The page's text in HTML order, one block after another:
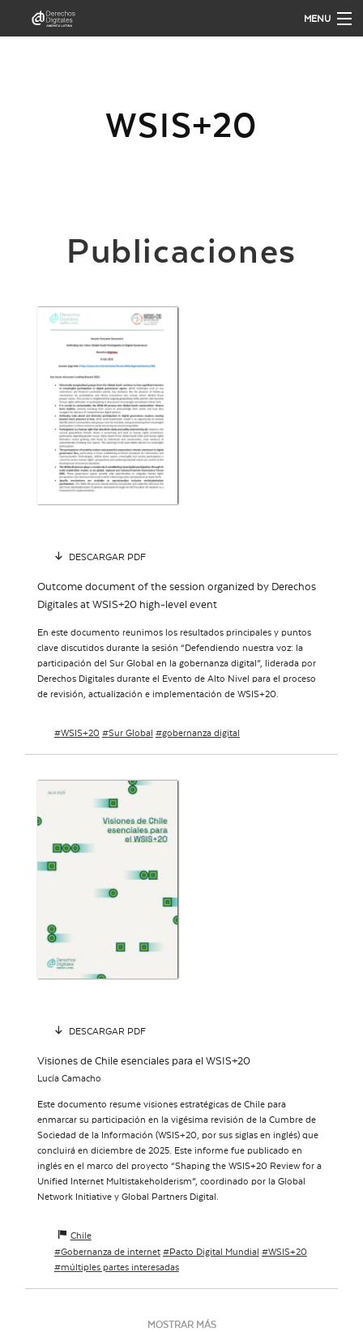
MENU
QUÉ HACEMOSWSIS+20
Publicaciones
DESCARGAR PDF
Outcome document of the session organized by Derechos
Digitales at WSIS+20 high-level event
En este documento reunimos los resultados principales y puntos
clave discutidos durante la sesión “Defendiendo nuestra voz: la
participación del Sur Global en la gobernanza digital”, liderada por
Derechos Digitales durante el Evento de Alto Nivel para el proceso
de revisión, actualización e implementación de WSIS+20.
WSIS+20 Sur Global gobernanza digital
DESCARGAR PDF
Visiones de Chile esenciales para el WSIS+20
Lucía Camacho
Este documento resume visiones estratégicas de Chile para
enmarcar su participación en la vigésima revisión de la Cumbre de
Sociedad de la Información (WSIS+20, por sus siglas en inglés) que
concluirá en diciembre de 2025. Este informe fue publicado en
inglés en el marco del proyecto “Shaping the WSIS+20 Review for a
Unified Internet Multistakeholderism”, coordinado por la Global
Network Initiative y Global Partners Digital.
Chile
Gobernanza de internet
Pacto Digital Mundial
WSIS+20
múltiples partes interesadas
MOSTRAR MÁS